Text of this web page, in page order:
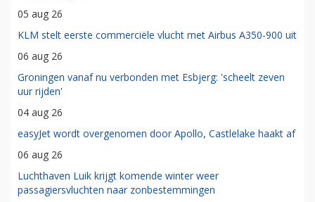
05 aug 26
KLM stelt eerste commerciële vlucht met Airbus A350-900 uit
06 aug 26
Groningen vanaf nu verbonden met Esbjerg: 'scheelt zeven
uur rijden'
04 aug 26
easyJet wordt overgenomen door Apollo, Castlelake haakt af
06 aug 26
Luchthaven Luik krijgt komende winter weer
passagiersvluchten naar zonbestemmingen